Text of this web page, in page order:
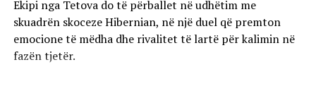
Ekipi nga Tetova do të përballet në udhëtim me
skuadrën skoceze Hibernian, në një duel që premton
emocione të mëdha dhe rivalitet të lartë për kalimin në
fazën tjetër.